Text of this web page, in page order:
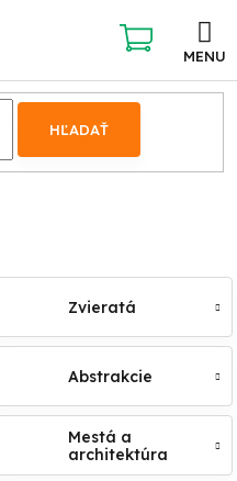
HĽADAŤ
NÁKUPNÝ
KOŠÍK
Zvieratá
Abstrakcie
Mestá a
architektúra